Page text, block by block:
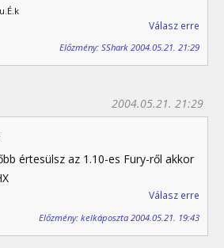
Válasz erre
Előzmény: SShark 2004.05.21. 21:29
2004.05.21. 21:29
értesülsz az 1.10-es Fury-ről akkor
Válasz erre
Előzmény: kelkáposzta 2004.05.21. 19:43